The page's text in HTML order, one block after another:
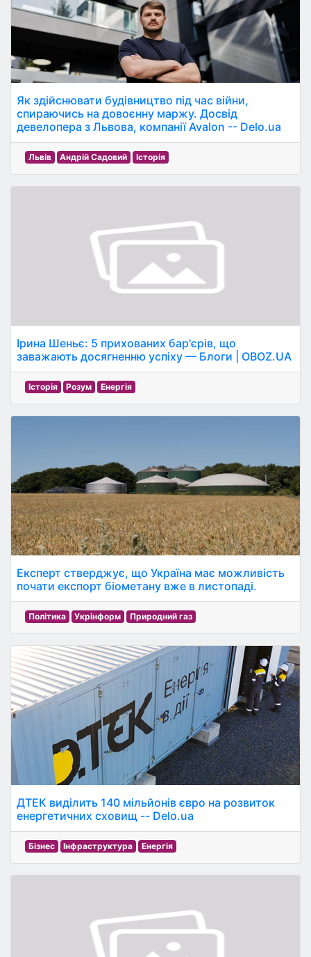
Як здійснювати будівництво під час війни,
спираючись на довоєнну маржу. Досвід
девелопера з Львова, компанії Avalon -- Delo.ua
Львів Андрій Садовий Історія
Ірина Шеньє: 5 прихованих бар'єрів, що
заважають досягненню успіху — Блоги | OBOZ.UA
Історія Розум Енергія
Експерт стверджує, що Україна має можливість
почати експорт біометану вже в листопаді.
Політика Укрінформ Природний газ
ДТЕК виділить 140 мільйонів євро на розвиток
енергетичних сховищ -- Delo.ua
Бізнес Інфраструктура Енергія